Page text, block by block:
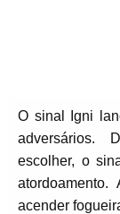
O sinal Igni
adversários.
escolher, o
acender